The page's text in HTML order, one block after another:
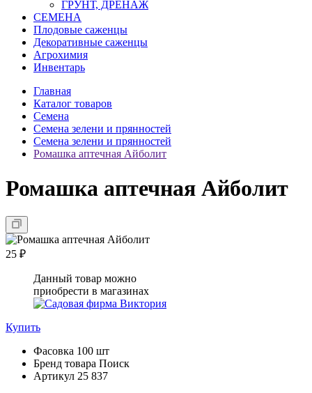
ГРУНТ, ДРЕНАЖ
СЕМЕНА
Плодовые саженцы
Декоративные саженцы
Агрохимия
Инвентарь
Главная
Каталог товаров
Семена
Семена зелени и прянностей
Семена зелени и прянностей
Ромашка аптечная Айболит
Ромашка аптечная Айболит
25 ₽
Данный товар можно
приобрести в магазинах
Купить
Фасовка 100 шт
Бренд товара Поиск
Артикул 25 837